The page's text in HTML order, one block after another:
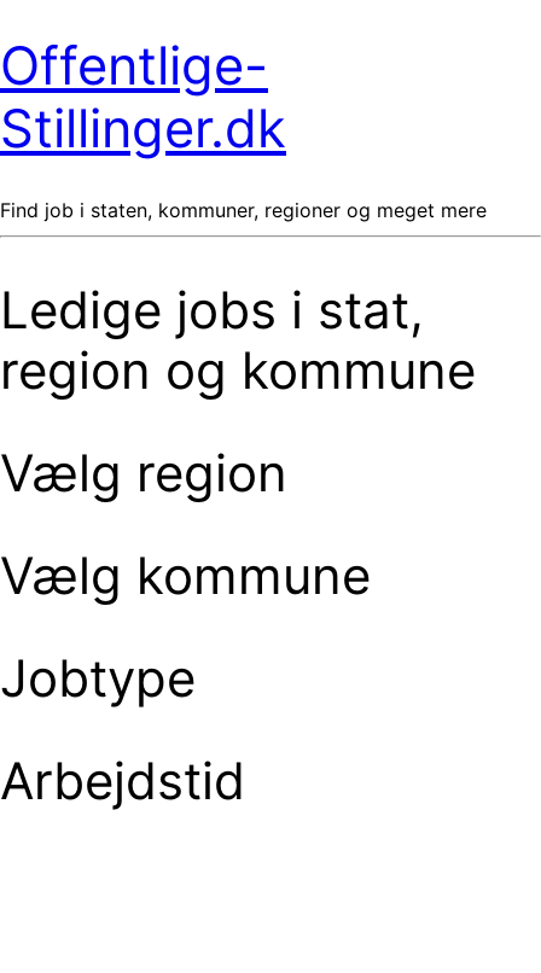
Offentlige-
Stillinger.dk
Find job i staten, kommuner, regioner og meget mere
Ledige jobs i stat,
region og kommune
Vælg region
Vælg kommune
Jobtype
Arbejdstid